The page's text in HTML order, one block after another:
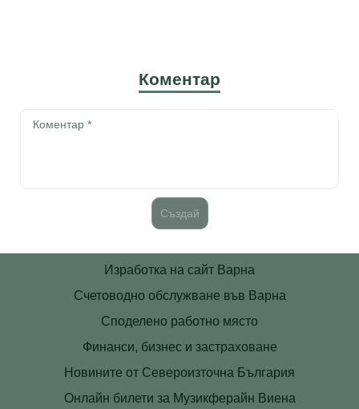
Коментар
Изработка на сайт Варна
Счетоводно обслужване във Варна
Споделено работно място
Финанси, бизнес и застраховане
Новините от Североизточна България
Онлайн билети за Музикферайн Виена